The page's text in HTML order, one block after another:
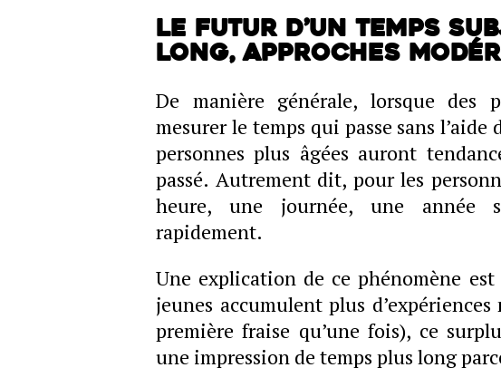
Le futur d’un temps
long, approches
De manière générale, lorsque des
mesurer le temps qui passe sans l’aide
personnes plus âgées auront
passé. Autrement dit, pour les
heure, une journée, une année
rapidement.
Une explication de ce phénomène
jeunes accumulent plus
première fraise qu’une fois), ce
une impression de temps plus long